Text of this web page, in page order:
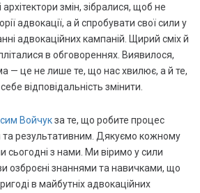
змін, зібралися, щоб не
адвокації, а й спробувати свої сили у
адвокаційних кампаній. Щирий сміх й
в обговореннях. Виявилося,
— це не лише те, що нас хвилює, а й те,
відповідальність змінити.
Войчукза те, що робите процес
результативним. Дякуємо кожному
сьогодні з нами. Ми віримо у сили
озброєні знаннями та навичками, що
в майбутніх адвокаційних